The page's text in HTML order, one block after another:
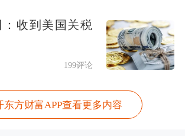
收到美国关税
199评论
东方财富APP查看更多内容